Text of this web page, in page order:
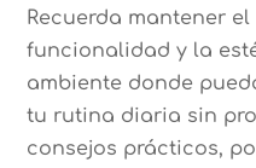
Recuerda mantener
funcionalidad y la
ambiente donde
tu rutina diaria sin
consejos prácticos,